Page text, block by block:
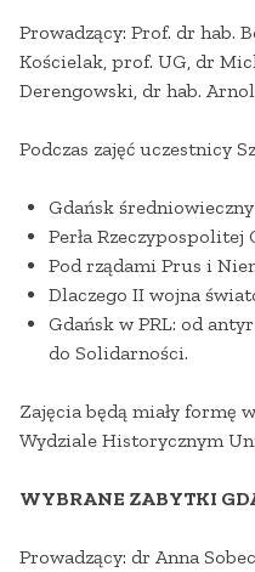
Prowadzący: Prof. dr hab.
Kościelak, prof. UG, dr
Derengowski, dr hab.
Podczas zajęć uczestnicy
Gdańsk
Perła Rzeczypospolitej
Pod rządami Prus i
Dlaczego II wojna
Gdańsk w PRL: od
do Solidarności.
Zajęcia będą miały formę
Wydziale Historycznym
WYBRANE ZABYTKI
Prowadzący: dr Anna